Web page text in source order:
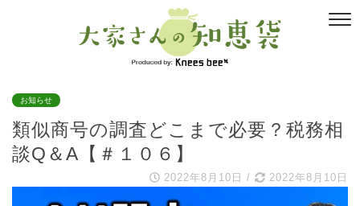
お知らせ
類似商号の調査どこまで必要？税務相
談Q＆A【＃１０６】
2022年8月10日 / 2022年8月10日